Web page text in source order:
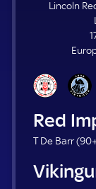
Lincoln
Lincoln
T De Barr (